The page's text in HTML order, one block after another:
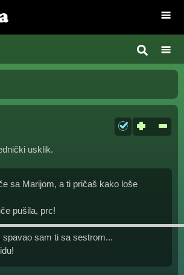
usklik.
sa Marijom, a ti pričaš kako loše
pušila, prc!
spavao sam ti sa sestrom...